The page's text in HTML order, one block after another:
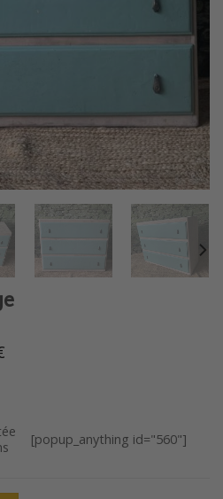
198,00€.
[popup_anything id="560"]